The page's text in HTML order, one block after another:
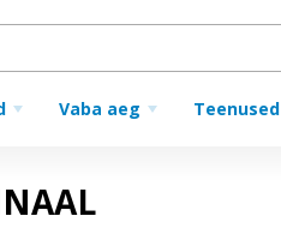
Vaba aeg Teenused